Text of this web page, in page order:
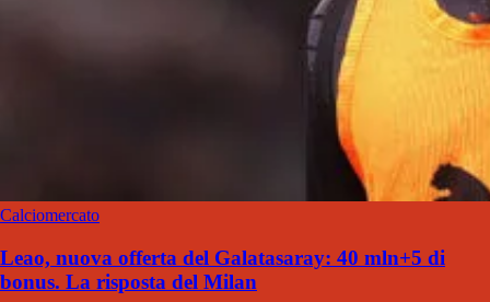
Calciomercato
Leao, nuova offerta del Galatasaray: 40 mln+5 di
bonus. La risposta del Milan